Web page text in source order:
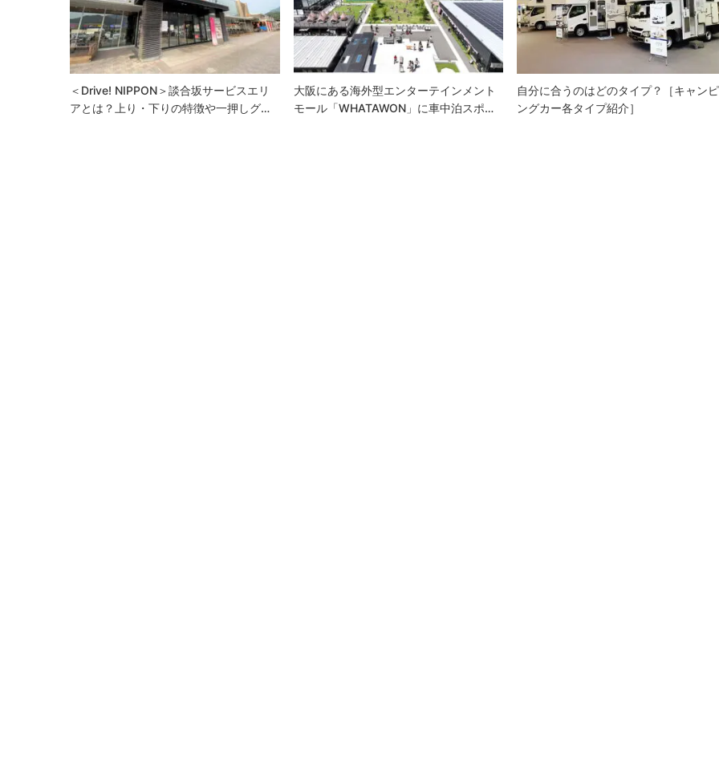
シ
ョ
ン
＜Drive! NIPPON＞談合坂サービスエリ
アとは？上り・下りの特徴や一押しグ…
大阪にある海外型エンターテインメント
モール「WHATAWON」に車中泊スポ…
自分に合うのはどのタイプ？［キャンピ
ングカー各タイプ紹介］